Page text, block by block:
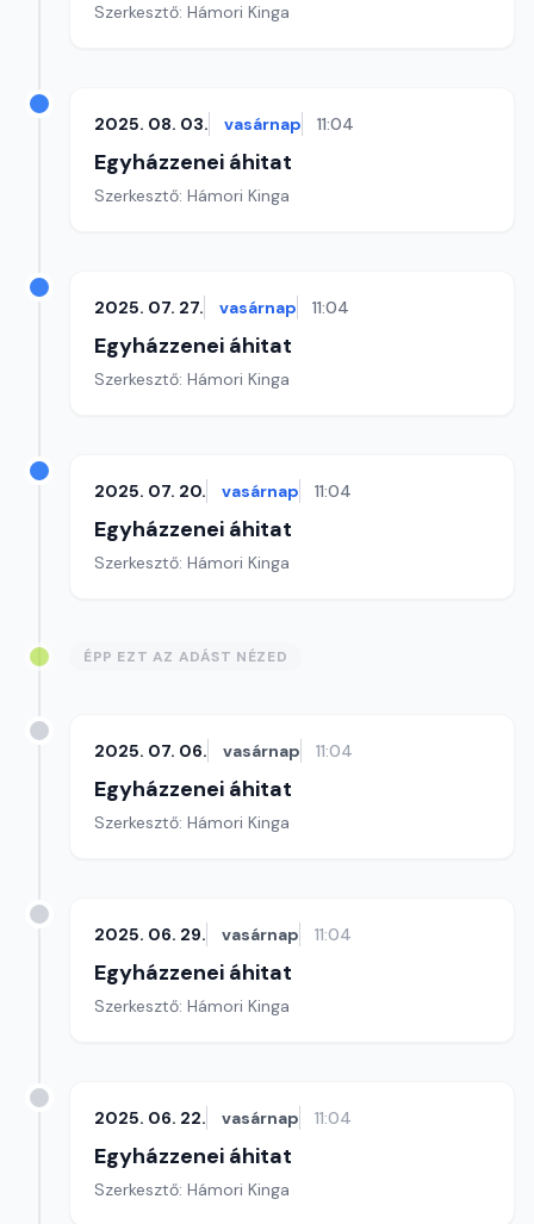
Szerkesztő: Hámori Kinga
2025. 08. 03. vasárnap 11:04
Egyházzenei áhitat
Szerkesztő: Hámori Kinga
2025. 07. 27. vasárnap 11:04
Egyházzenei áhitat
Szerkesztő: Hámori Kinga
2025. 07. 20. vasárnap 11:04
Egyházzenei áhitat
Szerkesztő: Hámori Kinga
ÉPP EZT AZ ADÁST NÉZED
2025. 07. 06. vasárnap 11:04
Egyházzenei áhitat
Szerkesztő: Hámori Kinga
2025. 06. 29. vasárnap 11:04
Egyházzenei áhitat
Szerkesztő: Hámori Kinga
2025. 06. 22. vasárnap 11:04
Egyházzenei áhitat
Szerkesztő: Hámori Kinga